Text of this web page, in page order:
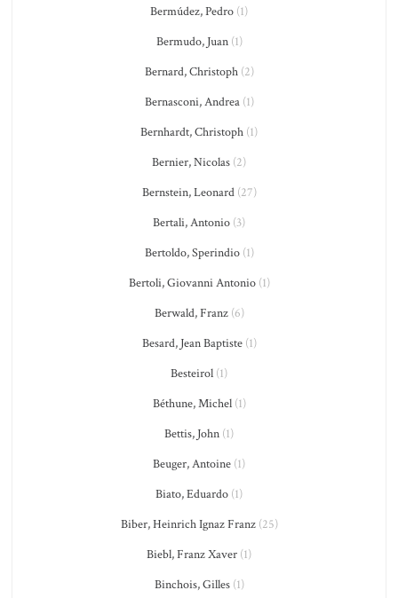
Bermúdez, Pedro (1)
Bermudo, Juan(1)
Bernard, Christoph(2)
Bernasconi, Andrea(1)
Bernhardt, Christoph (1)
Bernier, Nicolas (2)
Bernstein, Leonard(27)
Bertali, Antonio (3)
Bertoldo, Sperindio(1)
Bertoli, Giovanni Antonio(1)
Berwald, Franz(6)
Besard, Jean Baptiste(1)
Besteirol (1)
Béthune, Michel(1)
Bettis, John (1)
Beuger, Antoine (1)
Biato, Eduardo (1)
Biber, Heinrich Ignaz Franz(25)
Biebl, Franz Xaver (1)
Binchois, Gilles(1)